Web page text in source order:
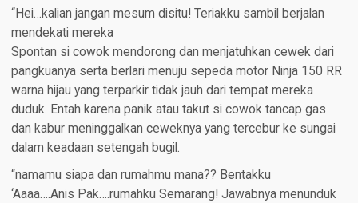
“Hei…kalian jangan mesum disitu! Teriakku sambil berjalan
mendekati mereka
Spontan si cowok mendorong dan menjatuhkan cewek dari
pangkuanya serta berlari menuju sepeda motor Ninja 150 RR
warna hijau yang terparkir tidak jauh dari tempat mereka
duduk. Entah karena panik atau takut si cowok tancap gas
dan kabur meninggalkan ceweknya yang tercebur ke sungai
dalam keadaan setengah bugil.
“namamu siapa dan rumahmu mana?? Bentakku
‘Aaaa….Anis Pak….rumahku Semarang! Jawabnya menunduk